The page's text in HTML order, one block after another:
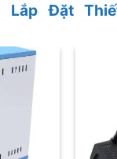
Lắp Đặt